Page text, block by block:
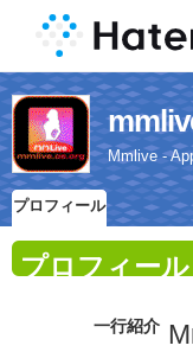
Mmlive -
プロフィール
プロフィール
一行紹介